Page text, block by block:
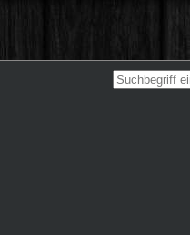
Search for: